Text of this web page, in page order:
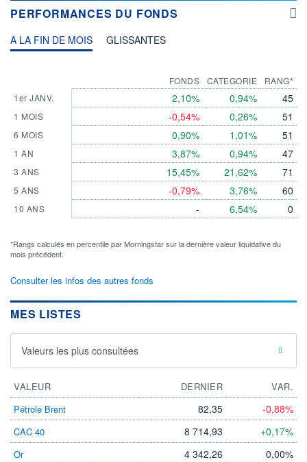
PERFORMANCES DU FONDS
A LA FIN DE MOIS GLISSANTES
1er JANV.
1 MOIS
6 MOIS
1 AN
3 ANS
5 ANS
10 ANS
FONDS
2,10%
-0,54%
0,90%
3,87%
15,45%
-0,79%
-
CATEGORIE
0,94%
0,26%
1,01%
0,94%
21,62%
3,76%
6,54%
RANG*
45
51
51
47
71
60
0
*Rangs calculés en percentile par Morningstar sur la dernière valeur liquidative du
mois précédent.
Consulter les infos des autres fonds
MES LISTES
Valeurs les plus consultées
VALEUR DERNIER
VAR.
Pétrole Brent
82,35 -0,88%
CAC 40 8 714,93 +0,17%
Or 4 342,26 0,00%